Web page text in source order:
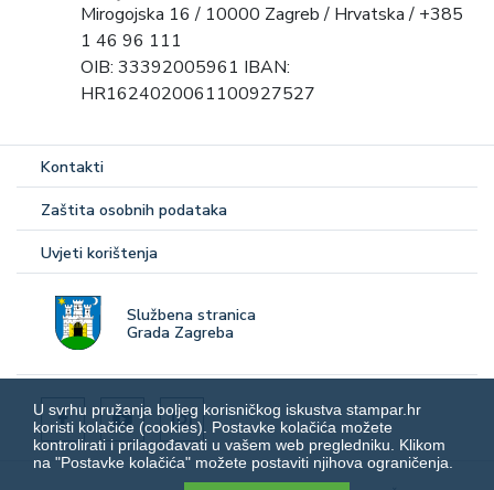
Mirogojska 16 / 10000 Zagreb / Hrvatska / +385
1 46 96 111
OIB: 33392005961 IBAN:
HR1624020061100927527
Kontakti
Zaštita osobnih podataka
Uvjeti korištenja
Službena stranica
Grada Zagreba
U svrhu pružanja boljeg korisničkog iskustva stampar.hr
koristi kolačiće (cookies). Postavke kolačića možete
kontrolirati i prilagođavati u vašem web pregledniku. Klikom
na "Postavke kolačića" možete postaviti njihova ograničenja.